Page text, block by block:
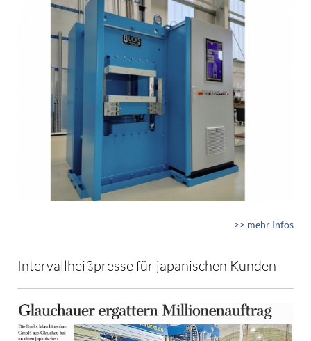
>> mehr Infos
Intervallheißpresse für japanischen Kunden